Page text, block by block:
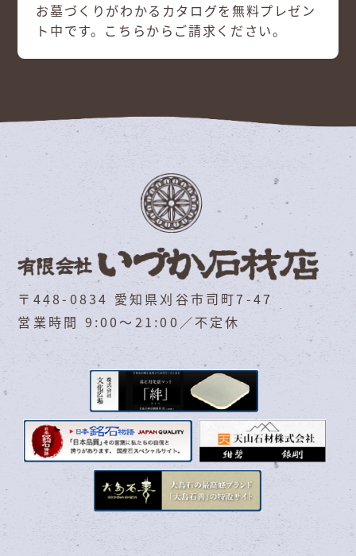
お墓づくりがわかるカタログを無料プレゼン
ト中です。こちらからご請求ください。
〒448-0834 愛知県刈谷市司町7-47
営業時間 9:00～21:00／不定休